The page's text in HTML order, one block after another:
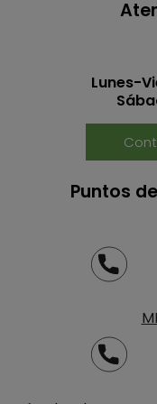
Lunes-
Puntos